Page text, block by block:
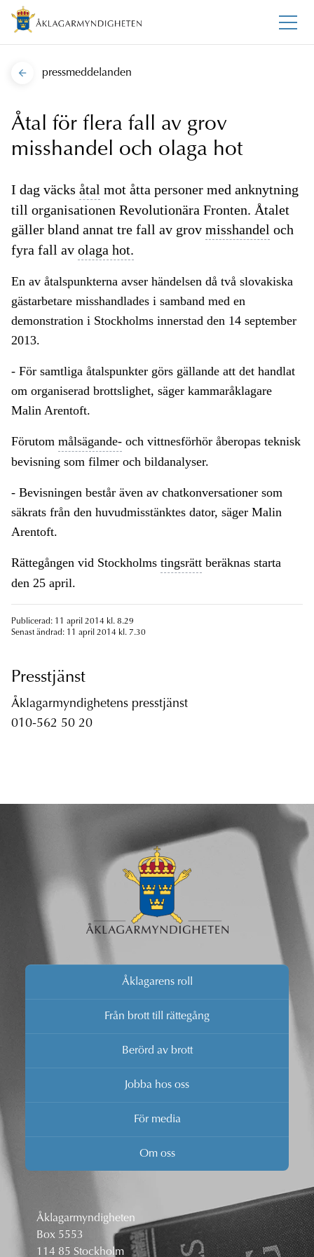
pressmeddelanden
Åtal för flera fall av grov
misshandel och olaga hot
I dag väcks åtal mot åtta personer med anknytning
till organisationen Revolutionära Fronten. Åtalet
gäller bland annat tre fall av grov misshandel och
fyra fall av olaga hot.
En av åtalspunkterna avser händelsen då två slovakiska
gästarbetare misshandlades i samband med en
demonstration i Stockholms innerstad den 14 september
2013.
- För samtliga åtalspunkter görs gällande att det handlat
om organiserad brottslighet, säger kammaråklagare
Malin Arentoft.
Förutom målsägande- och vittnesförhör åberopas teknisk
bevisning som filmer och bildanalyser.
- Bevisningen består även av chatkonversationer som
säkrats från den huvudmisstänktes dator, säger Malin
Arentoft.
Rättegången vid Stockholms tingsrätt beräknas starta
den 25 april.
Publicerad: 11 april 2014 kl. 8.29
Senast ändrad: 11 april 2014 kl. 7.30
Presstjänst
Åklagarmyndighetens presstjänst
010-562 50 20
Åklagarens roll
Från brott till rättegång
Berörd av brott
Jobba hos oss
För media
Om oss
Åklagarmyndigheten
Box 5553
114 85 Stockholm